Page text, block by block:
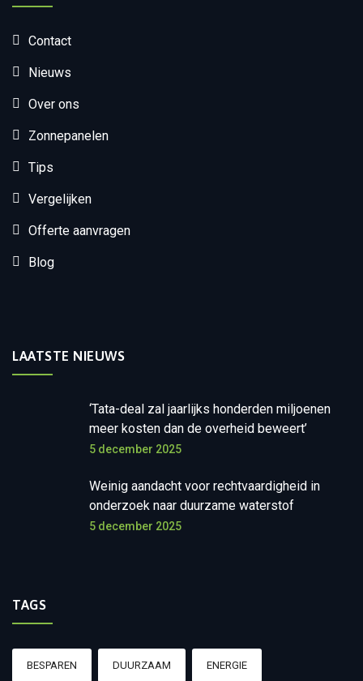
Contact
Nieuws
Over ons
Zonnepanelen
Tips
Vergelijken
Offerte aanvragen
Blog
LAATSTE NIEUWS
‘Tata-deal zal jaarlijks honderden miljoenen
meer kosten dan de overheid beweert’
5 december 2025
Weinig aandacht voor rechtvaardigheid in
onderzoek naar duurzame waterstof
5 december 2025
TAGS
BESPAREN DUURZAAM ENERGIE